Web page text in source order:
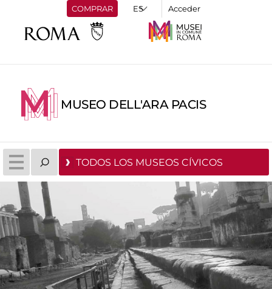
COMPRAR Acceder
MUSEO DELL'ARA PACIS
TODOS LOS MUSEOS CÍVICOS